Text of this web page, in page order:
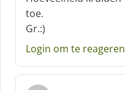
e
f
toe.
Gr.:)
Login om te reageren